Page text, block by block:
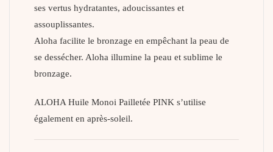
ses vertus hydratantes, adoucissantes et
assouplissantes.
Aloha facilite le bronzage en empêchant la peau de
se dessécher. Aloha illumine la peau et sublime le
bronzage.
ALOHA Huile Monoi Pailletée PINK s’utilise
également en après-soleil.